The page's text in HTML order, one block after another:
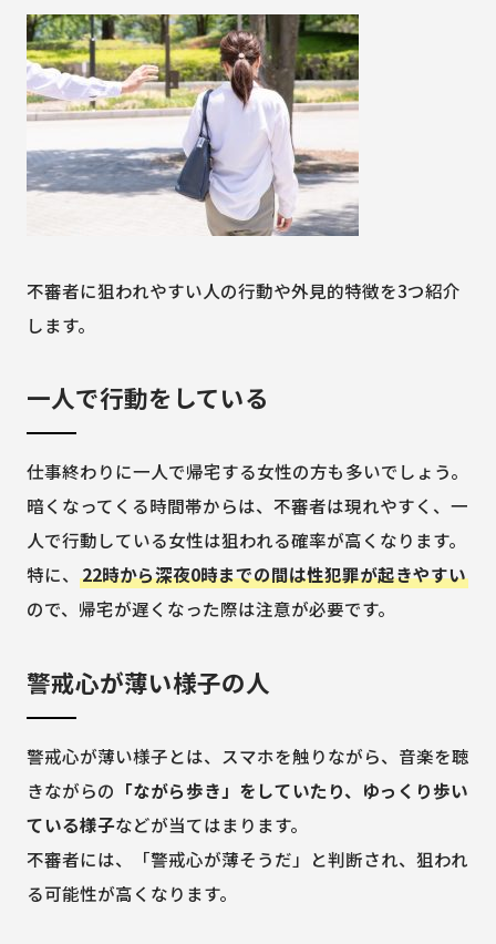
不審者に狙われやすい人の行動や外見的特徴を3つ紹介
します。
一人で行動をしている
仕事終わりに一人で帰宅する女性の方も多いでしょう。
暗くなってくる時間帯からは、不審者は現れやすく、一
人で行動している女性は狙われる確率が高くなります。
特に、 22時から深夜0時までの間は性犯罪が起きやすい
ので、帰宅が遅くなった際は注意が必要です。
警戒心が薄い様子の人
警戒心が薄い様子とは、スマホを触りながら、音楽を聴
きながらの 「ながら歩き」をしていたり、ゆっくり歩い
ている様子などが当てはまります。
不審者には、「警戒心が薄そうだ」と判断され、狙われ
る可能性が高くなります。